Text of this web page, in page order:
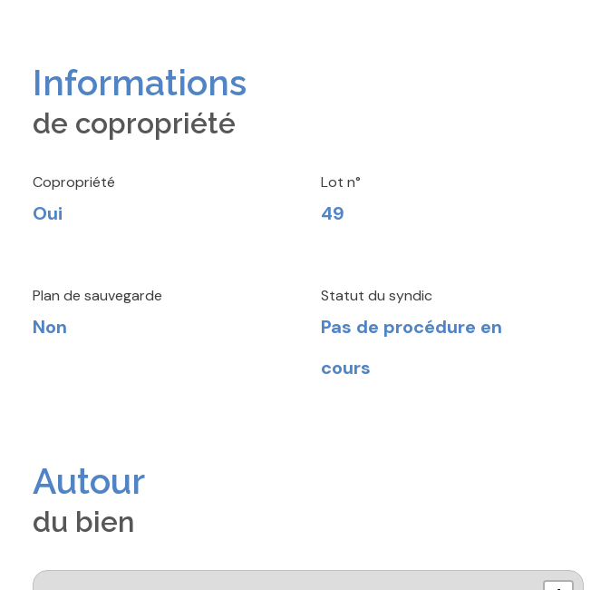
Informations
de copropriété
Copropriété
Oui
Lot n°
49
Plan de sauvegarde
Non
Statut du syndic
Pas de procédure en
cours
Autour
du bien